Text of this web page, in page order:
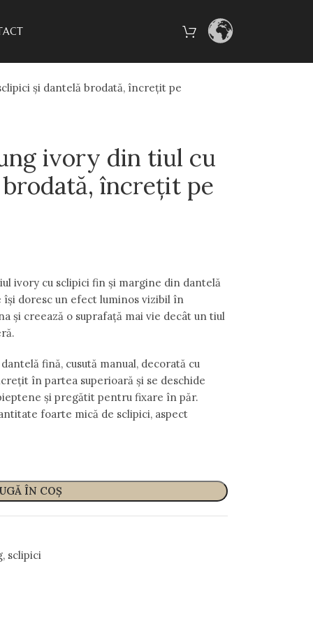
și dantelă brodată, încrețit pe
ivory din tiul cu
încrețit pe
ivory cu sclipici fin și margine din dantelă
doresc un efect luminos vizibil în
și creează o suprafață mai vie decât un tiul
fină, cusută manual, decorată cu
în partea superioară și se deschide
și pregătit pentru fixare în păr.
foarte mică de sclipici, aspect
ÎN COȘ
, sclipici